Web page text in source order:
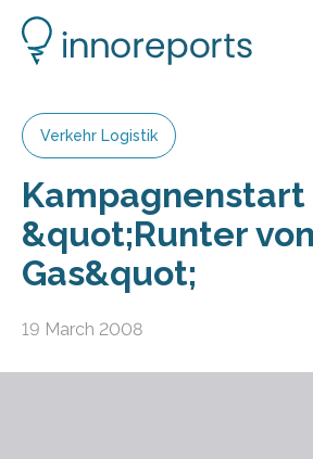
Verkehr Logistik
Kampagnenstart
&quot;Runter
Gas&quot;
19 March 2008